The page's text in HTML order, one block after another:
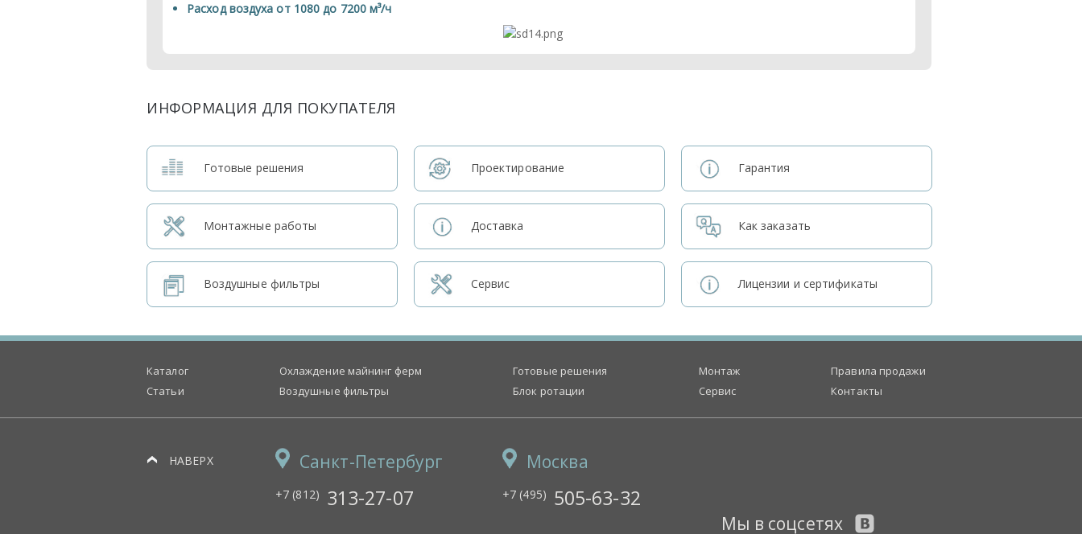
Расход воздуха от 1080 до 7200 м³/ч
ИНФОРМАЦИЯ ДЛЯ ПОКУПАТЕЛЯ
Готовые решения
Монтажные работы
Воздушные фильтры
Проектирование
Доставка
Сервис
Гарантия
Как заказать
Лицензии и сертификаты
Каталог
Статьи
Охлаждение майнинг ферм
Воздушные фильтры
Готовые решения
Блок ротации
Монтаж
Сервис
Правила продажи
Контакты
НАВЕРХ Санкт-Петербург
+7 (812) 313-27-07
Москва
+7 (495) 505-63-32
Мы в соцсетях